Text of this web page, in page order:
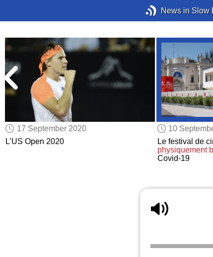
News in Slow
17 September 2020
L’US Open 2020
10
Le festival de
physiquement
Covid-19